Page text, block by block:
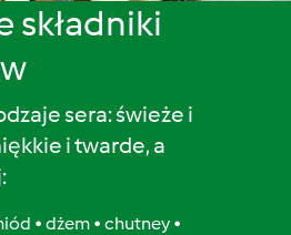
składniki
sera: świeże i
i twarde, a
• dżem • chutney •